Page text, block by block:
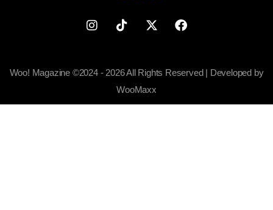
Woo! Magazine ©2024 - 2026 All Rights Reserved | Developed by
WooMaxx